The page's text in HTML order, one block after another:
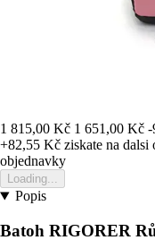
1 815,00 Kč 1 651,00 Kč -
+82,55 Kč ziskate na dalsi
objednavky
Loading...
Popis
Batoh RIGORER